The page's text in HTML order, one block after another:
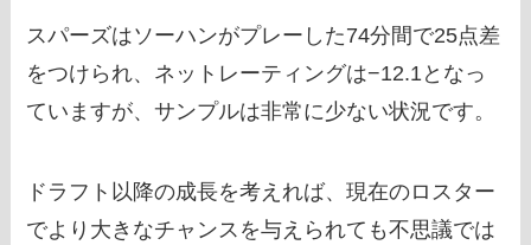
スパーズはソーハンがプレーした74分間で25点差
をつけられ、ネットレーティングは−12.1となっ
ていますが、サンプルは非常に少ない状況です。
ドラフト以降の成長を考えれば、現在のロスター
でより大きなチャンスを与えられても不思議では